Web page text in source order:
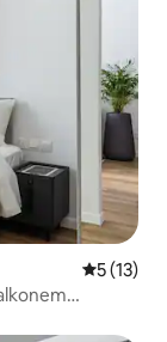
Średnia
5 (13)